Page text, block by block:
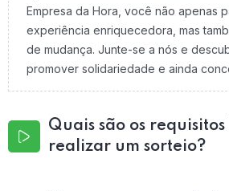
Empresa da Hora, você não apenas
experiência enriquecedora, mas
de mudança. Junte-se a nós e
promover solidariedade e ainda
Quais são os
realizar um sorteio?